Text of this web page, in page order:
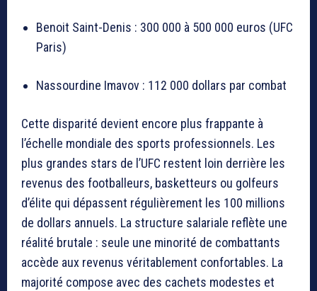
Benoit Saint-Denis : 300 000 à 500 000 euros (UFC
Paris)
Nassourdine Imavov : 112 000 dollars par combat
Cette disparité devient encore plus frappante à
l’échelle mondiale des sports professionnels. Les
plus grandes stars de l’UFC restent loin derrière les
revenus des footballeurs, basketteurs ou golfeurs
d’élite qui dépassent régulièrement les 100 millions
de dollars annuels. La structure salariale reflète une
réalité brutale : seule une minorité de combattants
accède aux revenus véritablement confortables. La
majorité compose avec des cachets modestes et